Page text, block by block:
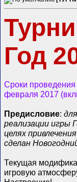
Год
Сроки проведения
февраля 2017
Предисловие:
реализации игры
целях
сделан
Текущая
игровую